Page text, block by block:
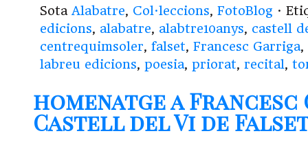
Sota Alabatre, Col·leccions, FotoBlog ·
edicions, alabatre, alabtre10anys, castell
centrequimsoler, falset, Francesc Garriga,
labreu edicions, poesia, priorat, recital,
homenatge a
Castell del Vi de Falset